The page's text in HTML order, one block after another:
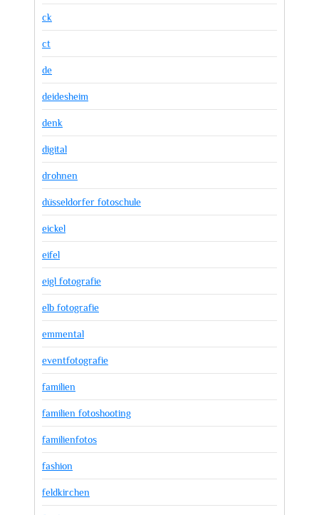
ck
ct
de
deidesheim
denk
digital
drohnen
düsseldorfer fotoschule
eickel
eifel
eigl fotografie
elb fotografie
emmental
eventfotografie
familien
familien fotoshooting
familienfotos
fashion
feldkirchen